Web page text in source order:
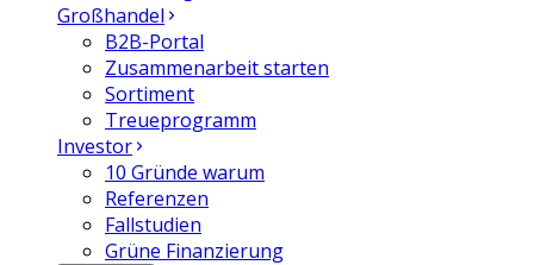
Großhandel
B2B-Portal
Zusammenarbeit starten
Sortiment
Treueprogramm
Investor
10 Gründe warum
Referenzen
Fallstudien
Grüne Finanzierung